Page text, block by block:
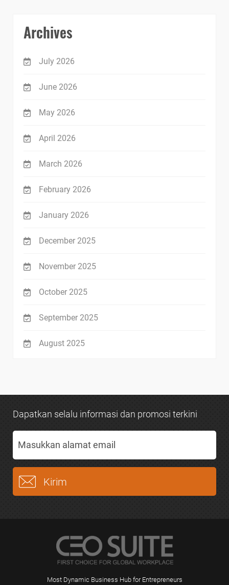
Archives
July 2026
June 2026
May 2026
April 2026
March 2026
February 2026
January 2026
December 2025
November 2025
October 2025
September 2025
August 2025
Dapatkan selalu informasi dan promosi terkini
Most Dynamic Business Hub for Entrepreneurs